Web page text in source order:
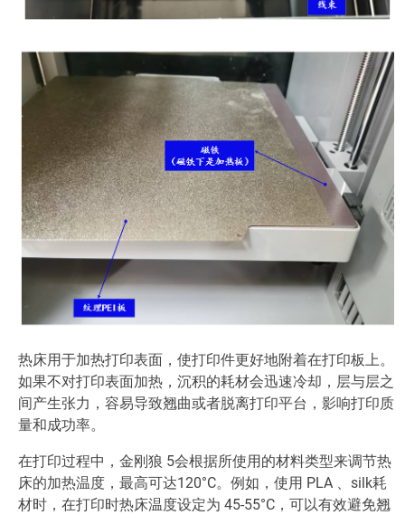
热床用于加热打印表面，使打印件更好地附着在打印板上。
如果不对打印表面加热，沉积的耗材会迅速冷却，层与层之
间产生张力，容易导致翘曲或者脱离打印平台，影响打印质
量和成功率。
在打印过程中，金刚狼 5会根据所使用的材料类型来调节热
床的加热温度，最高可达120°C。例如，使用 PLA 、silk耗
材时，在打印时热床温度设定为 45-55°C，可以有效避免翘